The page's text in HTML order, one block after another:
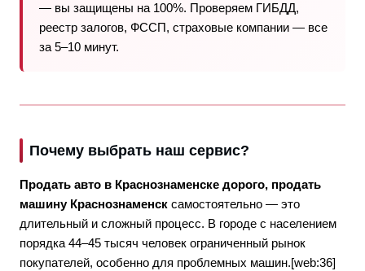
— вы защищены на 100%. Проверяем ГИБДД,
реестр залогов, ФССП, страховые компании — все
за 5–10 минут.
Почему выбрать наш сервис?
Продать авто в Краснознаменске дорого, продать
машину Краснознаменск самостоятельно — это
длительный и сложный процесс. В городе с населением
порядка 44–45 тысяч человек ограниченный рынок
покупателей, особенно для проблемных машин.[web:36]